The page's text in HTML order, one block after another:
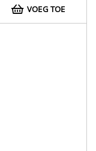
VOEG TOE